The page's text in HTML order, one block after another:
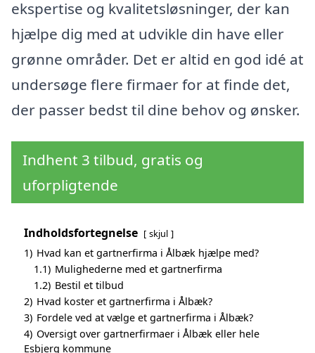
ekspertise og kvalitetsløsninger, der kan
hjælpe dig med at udvikle din have eller
grønne områder. Det er altid en god idé at
undersøge flere firmaer for at finde det,
der passer bedst til dine behov og ønsker.
Indhent 3 tilbud, gratis og
uforpligtende
Indholdsfortegnelse skjul
1) Hvad kan et gartnerfirma i Ålbæk hjælpe med?
1.1) Mulighederne med et gartnerfirma
1.2) Bestil et tilbud
2) Hvad koster et gartnerfirma i Ålbæk?
3) Fordele ved at vælge et gartnerfirma i Ålbæk?
4) Oversigt over gartnerfirmaer i Ålbæk eller hele
Esbjerg kommune